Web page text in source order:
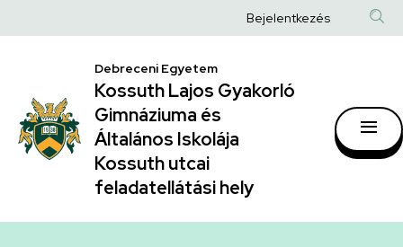
|
Kossuth
Lajos
Gyakorló
Gimnáziuma
Általános
a
Anonim
fiók
Bejelentkezés
Debreceni Egyetem
Kossuth Lajos Gyakorló
Gimnáziuma és
Általános Iskolája
Kossuth utcai
feladatellátási hely